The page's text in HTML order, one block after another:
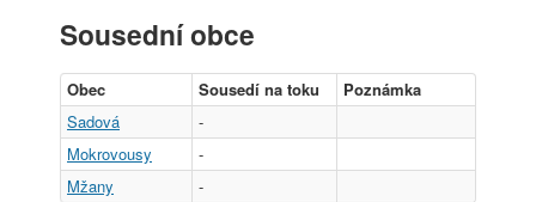
Sousední obce
Obec Sousedí na toku
Poznámka
Sadová
-
Mokrovousy
-
Mžany
-